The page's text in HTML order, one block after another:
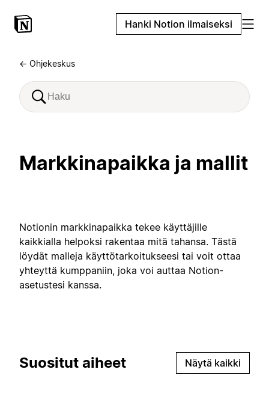
Hanki Notion ilmaiseksi
← Ohjekeskus
Markkinapaikka ja mallit
Notionin markkinapaikka tekee käyttäjille
kaikkialla helpoksi rakentaa mitä tahansa. Tästä
löydät malleja käyttötarkoitukseesi tai voit ottaa
yhteyttä kumppaniin, joka voi auttaa Notion-
asetustesi kanssa.
Suositut aiheet Näytä kaikki